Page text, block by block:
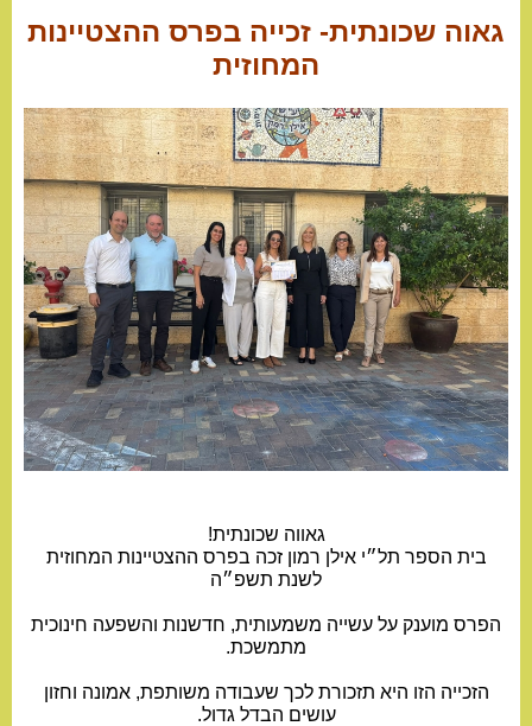
גאוה שכונתית- זכייה בפרס ההצטיינות
המחוזית
גאווה שכונתית!
בית הספר תל״י אילן רמון זכה בפרס ההצטיינות המחוזית
לשנת תשפ״ה
הפרס מוענק על עשייה משמעותית, חדשנות והשפעה חינוכית
מתמשכת.
הזכייה הזו היא תזכורת לכך שעבודה משותפת, אמונה וחזון
עושים הבדל גדול.